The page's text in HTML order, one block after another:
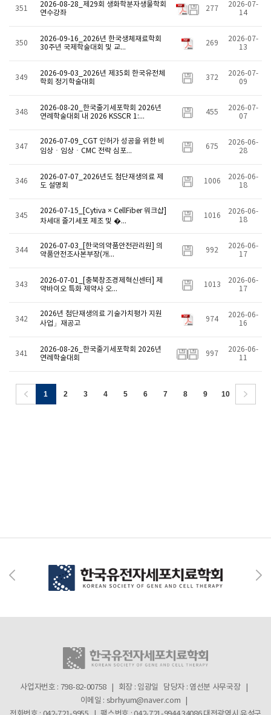
351
2026-08-28_제29회 생화학분자생물학회
연수강좌
277
2026-07-
14
350
2026-09-16_2026년 한국생체재료학회
30주년 국제학술대회 및 교...
269
2026-07-
13
349
2026-09-03_2026년 제35회 한국유전체
학회 정기학술대회
372
2026-07-
09
348
2026-08-20_한국줄기세포학회 2026년
연례학술대회 내 2026 KSSCR 1:...
455
2026-07-
07
347
2026-07-09_CGT 인허가 성공을 위한 비
임상ㆍ임상ㆍCMC 전략 심포...
675
2026-06-
28
346
2026-07-07_2026년도 첨단재생의료 제
도 설명회
1006
2026-06-
18
345
2026-07-15_[Cytiva × CellFiber 워크샵]
차세대 줄기세포 제조 및 �...
1016
2026-06-
18
344
2026-07-03_[한국의약품안전관리원] 의
약품안전조사본부장(개...
992
2026-06-
17
343
2026-07-01_[충북창조경제혁신센터] 제
약바이오 특화 제약사 오...
1013
2026-06-
17
342
2026년 첨단재생의료 기술가치평가 지원
사업」재공고
974
2026-06-
16
341
2026-08-26_한국줄기세포학회 2026년
연례학술대회
997
2026-06-
11
1 2 3 4 5 6 7 8 9 10
사업자번호 : 798-82-00758 | 회장 : 임광일 담당자 : 염선분 사무국장 |
이메일 : sbrhyum@naver.com |